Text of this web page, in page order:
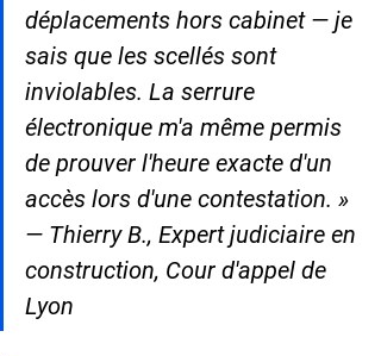
déplacements hors cabinet — je
sais que les scellés sont
inviolables. La serrure
électronique m'a même permis
de prouver l'heure exacte d'un
accès lors d'une contestation. »
— Thierry B., Expert judiciaire en
construction, Cour d'appel de
Lyon